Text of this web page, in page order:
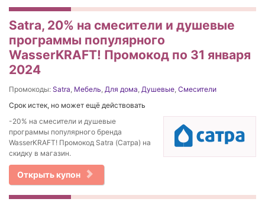
Satra, 20% на смесители и душевые
программы популярного
WasserKRAFT! Промокод по 31 января
2024
Промокоды: Satra, Мебель, Для дома, Душевые, Смесители
Срок истек, но может ещё действовать
-20% на смесители и душевые
программы популярного бренда
WasserKRAFT! Промокод Satra (Сатра) на
скидку в магазин.
Открыть купон